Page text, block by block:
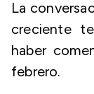
La
creciente
haber
febrero.